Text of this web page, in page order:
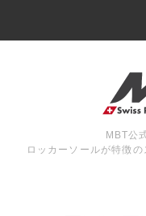
MBT公
ロッカーソールが特徴